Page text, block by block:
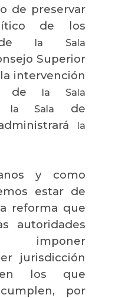
de preservar
de los
de
la Sala
Superior
intervención
de
la Sala
la Sala
de
la
y como
estar de
reforma que
autoridades
imponer
jurisdicción
los que
por